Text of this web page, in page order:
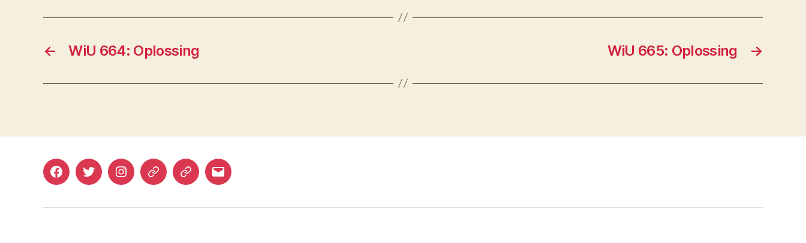
← WiU 664: Oplossing →
WiU 665: Oplossing
FacebookTwitterInstagramMastodonBlueskyE-